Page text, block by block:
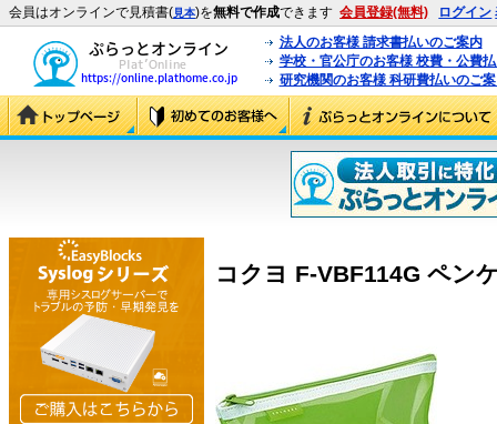
会員はオンラインで見積書(見本)を無料で作成できます 会員登録(無料) ログイン
法人のお客様 請求書払いのご案内
学校・官公庁のお客様 校費・公費
研究機関のお客様 科研費払いのご
コクヨ F-VBF114G ペン